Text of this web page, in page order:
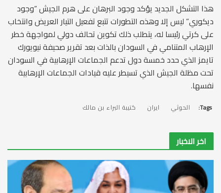
هذا التشكل الجديد يؤكد وجود البرهان على هرم الجيش “وجود
ديكوري” ليس إلا وهذه التطورات تتبع تفعيل التيار العريض وانتخاب
على كرتي رئيسا له، يتطلب ذلك تكوين تحالف دولي لمواجهة خطر
الإرهاب المتنامي في السودان بالذات بعد تقرير صحيفة نيويورك
تايمز الذي حدد خمسة دول تدعم الجماعات الإرهابية في السودان
تحت مظلة الجيش الذي تسيطر عليه قيادات الجماعات الإرهابية
نفسها.
Tags: الحوثي ايران كتيبة البراء بن مالك
اخر الاخبار